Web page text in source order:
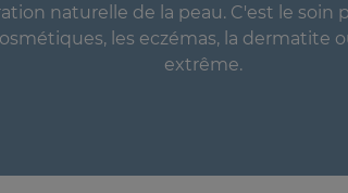
naturelle de la peau. C'est le soin
les eczémas, la dermatite
extrême.